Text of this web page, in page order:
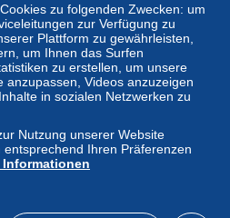
als nichtig zu
ausschließlich die
der Delcampe-Website, wie
definiert sind.
der Verkäufer die
CARTE POSTALE -
zu folgenden Zwecken: um
zur Verfügung zu
Plattform zu gewährleisten,
um Ihnen das Surfen
zu erstellen, um unsere
anzupassen, Videos anzuzeigen
in sozialen Netzwerken zu
Nutzung unserer Website
Ihren Präferenzen
Informationen